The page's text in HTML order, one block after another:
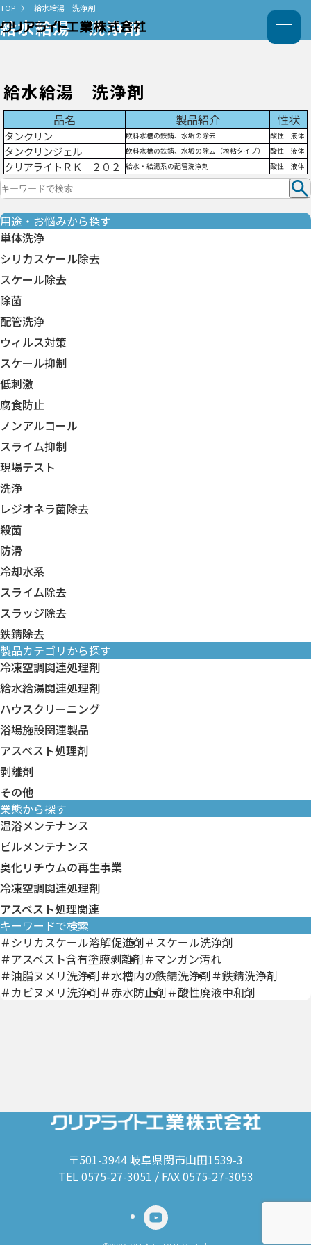
TOP 給水給湯 洗浄剤
給水給湯 洗浄剤
用途・お悩みから探す
単体洗浄
シリカスケール除去
スケール除去
除菌
配管洗浄
ウィルス対策
スケール抑制
低刺激
腐食防止
ノンアルコール
スライム抑制
現場テスト
洗浄
レジオネラ菌除去
殺菌
防滑
冷却水系
スライム除去
スラッジ除去
鉄錆除去
製品カテゴリから探す
冷凍空調関連処理剤
冷凍空調関連処理剤すべて
臭化リチウム 関連製品
冷却水系
冷温水系
フィンフィルター系
給水給湯関連処理剤
給水給湯関連処理剤すべて
給水給湯 洗浄剤
給水給湯 水処理剤
ハウスクリーニング
ハウスクリーニングすべて
壁面・床面洗浄剤
壁面・床面コート剤
排水管洗浄剤
カビ除去剤
トイレ洗浄剤
白木洗浄剤
厨房用洗浄剤
浴場施設関連製品
浴場施設関連製品すべて
循環配管・ろ過器洗浄剤
防滑剤
温泉スケール抑制剤
浴場清掃薬剤
浴槽水衛生管理薬剤
アスベスト処理剤
アスベスト処理剤すべて
アスベスト処理剤
剥離剤
剥離剤すべて
鋼構造物用水系塗膜剥離剤
建築用塗膜剥離剤
その他
その他すべて
装置・機器類
分析キット・試験紙
業態から探す
温浴メンテナンス
ビルメンテナンス
臭化リチウムの再生事業
冷凍空調関連処理剤
アスベスト処理関連
キーワードで検索
＃シリカスケール溶解促進剤＃スケール洗浄剤
＃アスベスト含有塗膜剥離剤＃マンガン汚れ
＃油脂ヌメリ洗浄剤＃水槽内の鉄錆洗浄剤＃鉄錆洗浄剤
＃カビヌメリ洗浄剤＃赤水防止剤＃酸性廃液中和剤
給水給湯 洗浄剤
品名 製品紹介 性状
タンクリン 飲料水槽の鉄錆、水垢の除去 酸性 液体
タンクリンジェル 飲料水槽の鉄錆、水垢の除去（増粘タイプ） 酸性 液体
クリアライトＲＫ－２０２ 給水・給湯系の配管洗浄剤 酸性 液体
〒501-3944 岐阜県関市山田1539-3
TEL 0575-27-3051 / FAX 0575-27-3053